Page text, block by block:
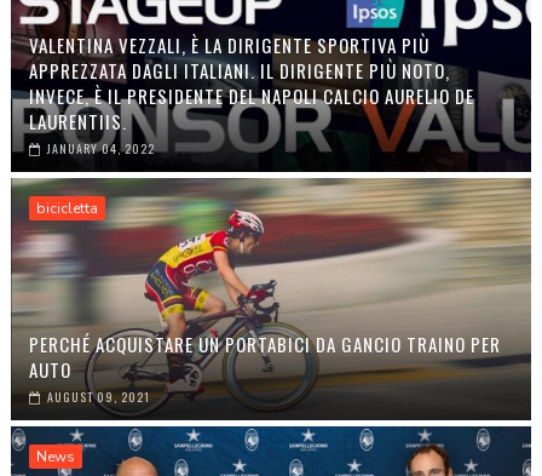
VALENTINA VEZZALI, È LA DIRIGENTE SPORTIVA PIÙ
APPREZZATA DAGLI ITALIANI. IL DIRIGENTE PIÙ NOTO,
INVECE, È IL PRESIDENTE DEL NAPOLI CALCIO AURELIO DE
LAURENTIIS.
JANUARY 04, 2022
bicicletta
PERCHÉ ACQUISTARE UN PORTABICI DA GANCIO TRAINO PER
AUTO
AUGUST 09, 2021
News